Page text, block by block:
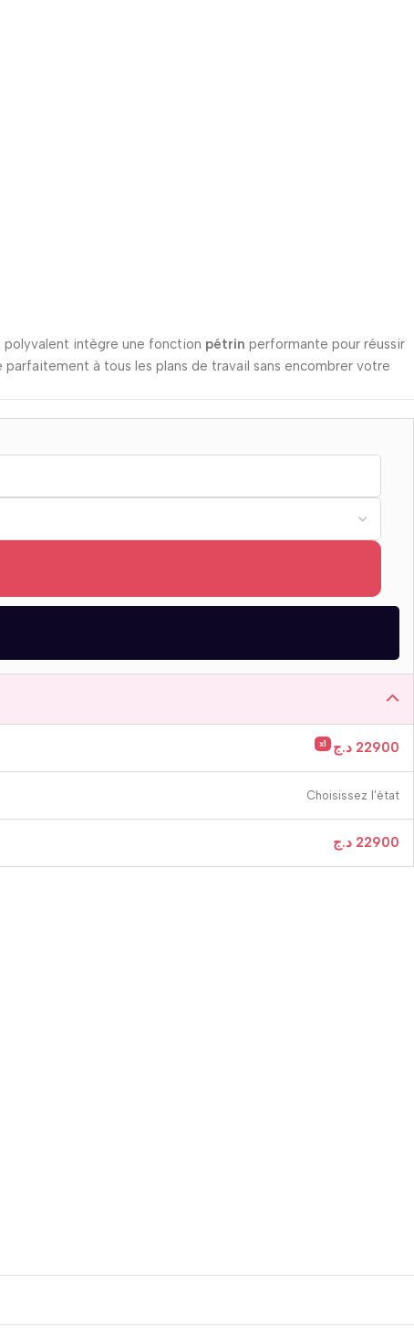
polyvalent intègre une fonction pétrin performante pour réussir
à tous les plans de travail sans encombrer votre
x1 22900 د.ج
Choisissez l'état
22900 د.ج